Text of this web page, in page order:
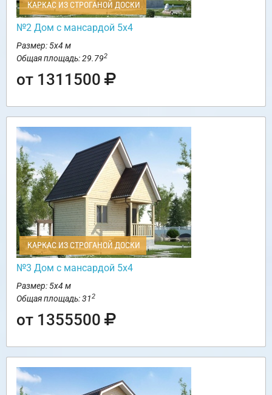
КАРКАС ИЗ СТРОГАНОЙ ДОСКИ
№2 Дом с мансардой 5х4
Размер: 5х4 м
Общая площадь: 29.792
от 1311500
КАРКАС ИЗ СТРОГАНОЙ ДОСКИ
№3 Дом с мансардой 5х4
Размер: 5х4 м
Общая площадь: 312
от 1355500